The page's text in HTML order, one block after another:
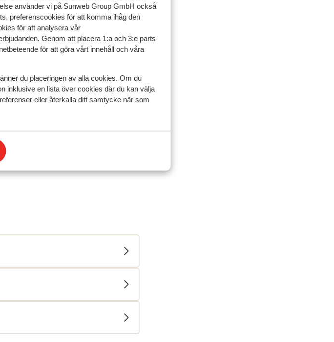
använder vi på Sunweb Group GmbH också
preferenscookies för att komma ihåg den
för att analysera vår
Genom att placera 1:a och 3:e parts
för att göra vårt innehåll och våra
du placeringen av alla cookies. Om du
inklusive en lista över cookies där du kan välja
eller återkalla ditt samtycke när som
vår produkt.Mer om recensioner